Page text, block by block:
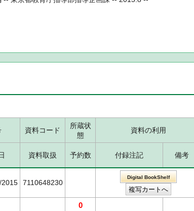
資料コード
所蔵状
態
資料の利用
資料取扱 予約数 付録注記 備考
7110648230
Digital BookShelf
0